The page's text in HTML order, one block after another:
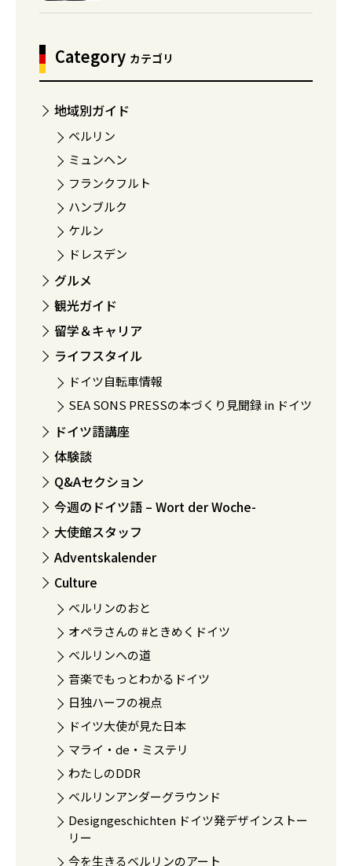
Category カテゴリ
地域別ガイド
ベルリン
ミュンヘン
フランクフルト
ハンブルク
ケルン
ドレスデン
グルメ
観光ガイド
留学＆キャリア
ライフスタイル
ドイツ自転車情報
SEA SONS PRESSの本づくり見聞録 in ドイツ
ドイツ語講座
体験談
Q&Aセクション
今週のドイツ語 – Wort der Woche-
大使館スタッフ
Adventskalender
Culture
ベルリンのおと
オペラさんの #ときめくドイツ
ベルリンへの道
音楽でもっとわかるドイツ
日独ハーフの視点
ドイツ大使が見た日本
マライ・de・ミステリ
わたしのDDR
ベルリンアンダーグラウンド
Designgeschichten ドイツ発デザインストー
リー
今を生きるベルリンのアート